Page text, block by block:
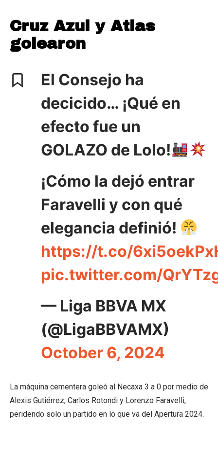
Cruz Azul y Atlas
golearon
El Consejo ha
decicido… ¡Qué en
efecto fue un
GOLAZO de Lolo!
¡Cómo la dejó entrar
Faravelli y con qué
elegancia definió!
https://t.co/
pic.twitter.com/
— Liga BBVA MX
(@LigaBBVAMX)
October 6, 2024
La máquina cementera goleó al Necaxa 3 a 0 por medio de
Alexis Gutiérrez, Carlos Rotondi y Lorenzo Faravelli,
peridendo solo un partido en lo que va del Apertura 2024.